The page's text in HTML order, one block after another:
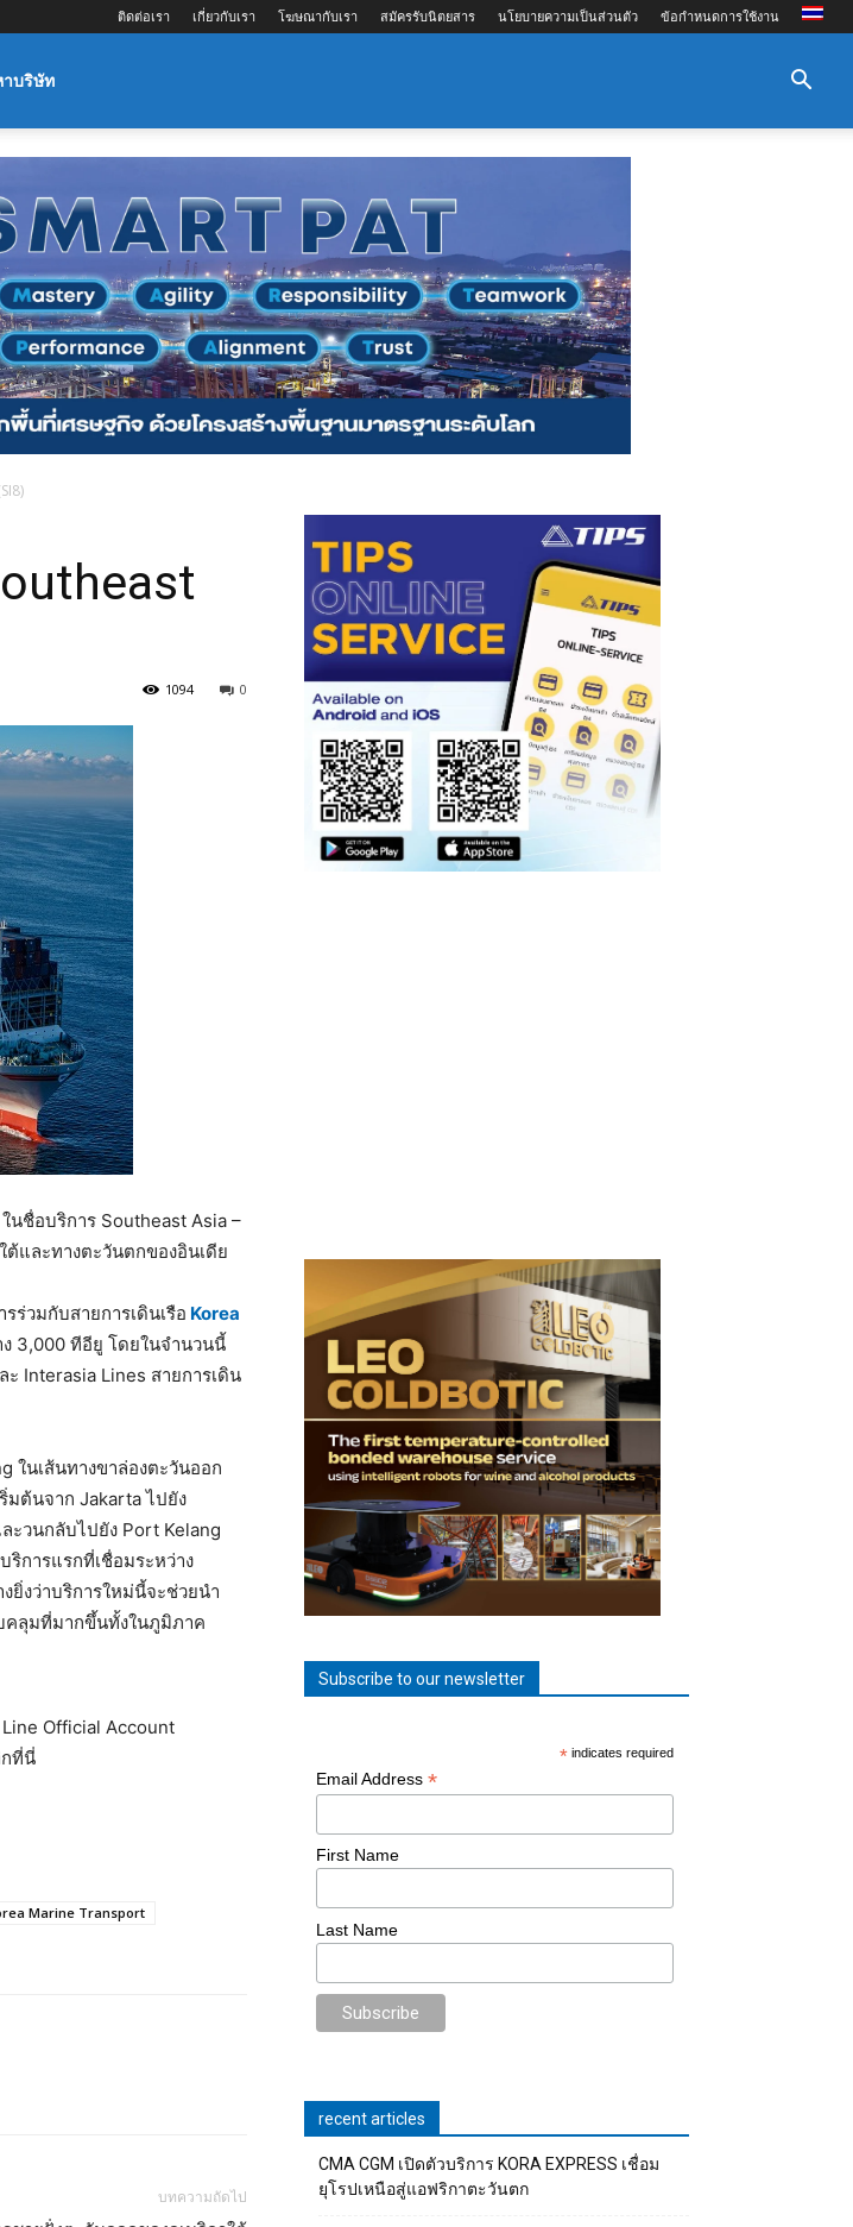
ติดต่อเรา เกี่ยวกับเรา โฆษณากับเรา สมัครรับนิตยสาร นโยบายความเป็นส่วนตัว ข้อกำหนดการใช้งาน
บริษัท
0
1094
นชื่อบริการ Southeast Asia –
ต้และทางตะวันตกของอินเดีย
ร่วมกับสายการเดินเรือ Korea
3,000 ทีอียู โดยในจำนวนนี้
ะ Interasia Lines สายการเดิน
ในเส้นทางขาล่องตะวันออก
มต้นจาก Jakarta ไปยัง
ะวนกลับไปยัง Port Kelang
การแรกที่เชื่อมระหว่าง
ยิ่งว่าบริการใหม่นี้จะช่วยนำ
คลุมที่มากขึ้นทั้งในภูมิภาค
Official Account
ที่นี่
Marine Transport
บทความถัดไป
Subscribe to our newsletter
* indicates required
Email Address *
First Name
Last Name
recent articles
CMA CGM เปิดตัวบริการ KORA EXPRESS เชื่อม
ยุโรปเหนือสู่แอฟริกาตะวันตก